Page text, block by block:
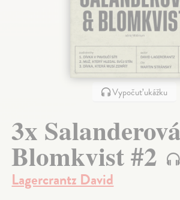
Vypočuť ukážku
3x
Blomkvist #2
Lagercrantz David